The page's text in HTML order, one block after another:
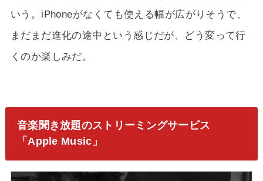
いう。iPhoneがなくても使える幅が広がりそうで、
まだまだ進化の途中という感じだが、どう変って行
くのか楽しみだ。
音楽聞き放題のストリーミングサービス
「Apple Music」